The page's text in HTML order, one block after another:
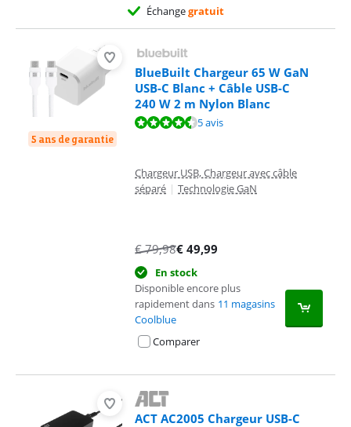
Échangegratuit
5 ans de garantie
BlueBuilt Chargeur 65 W GaN
USB-C Blanc + Câble USB-C
240 W 2 m Nylon Blanc
La note est de 9,0 sur 10, basée sur 5 avis.5 avis
Chargeur USB, Chargeur avec câble
séparé | Technologie GaN
€79,98€ 49,99
En stock
Disponible encore plus
rapidement dans 11 magasins
Coolblue
Comparer
ACT AC2005 Chargeur USB-C